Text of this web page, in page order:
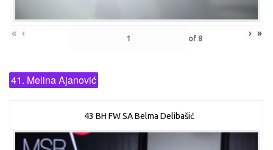
« ‹ of 8 › »
41. Melina Ajanović
43 BH FW SA Belma Delibašić